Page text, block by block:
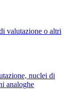
valutazione o altri
nuclei di
analoghe